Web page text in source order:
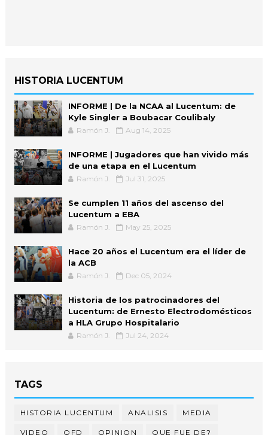
HISTORIA LUCENTUM
INFORME | De la NCAA al Lucentum: de
Kyle Singler a Boubacar Coulibaly
Ramón J. Aug 14, 2025
INFORME | Jugadores que han vivido más
de una etapa en el Lucentum
Ramón J. Jul 31, 2025
Se cumplen 11 años del ascenso del
Lucentum a EBA
Ramón J. May 25, 2025
Hace 20 años el Lucentum era el líder de
la ACB
Ramón J. Dec 05, 2024
Historia de los patrocinadores del
Lucentum: de Ernesto Electrodomésticos
a HLA Grupo Hospitalario
Ramón J. Jul 24, 2024
TAGS
HISTORIA LUCENTUM ANALISIS MEDIA
VIDEO QFD OPINION QUE FUE DE?